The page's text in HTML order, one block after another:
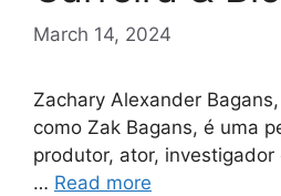
March 14, 2024
Zachary Alexander
como Zak Bagans, é uma
produtor, ator,
… Read more